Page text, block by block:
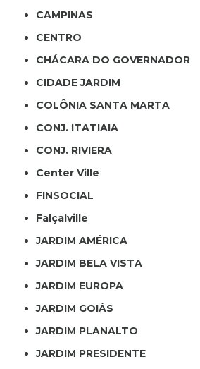
CAMPINAS
CENTRO
CHÁCARA DO GOVERNADOR
CIDADE JARDIM
COLÔNIA SANTA MARTA
CONJ. ITATIAIA
CONJ. RIVIERA
Center Ville
FINSOCIAL
Falçalville
JARDIM AMÉRICA
JARDIM BELA VISTA
JARDIM EUROPA
JARDIM GOIÁS
JARDIM PLANALTO
JARDIM PRESIDENTE